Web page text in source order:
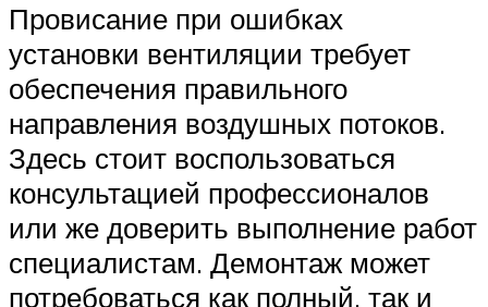
Провисание при ошибках
установки вентиляции требует
обеспечения правильного
направления воздушных потоков.
Здесь стоит воспользоваться
консультацией профессионалов
или же доверить выполнение работ
специалистам. Демонтаж может
потребоваться как полный, так и